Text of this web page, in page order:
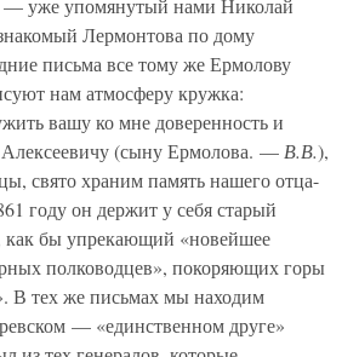
— уже упомянутый нами Николай
Лермонтова по дому
письма все тому же Ермолову
нам атмосферу кружка:
вашу ко мне доверенность и
Алексеевичу (сыну Ермолова. — В.В.),
свято храним память нашего отца-
году он держит у себя старый
как бы упрекающий «новейшее
полководцев», покоряющих горы
В тех же письмах мы находим
— «единственном друге»